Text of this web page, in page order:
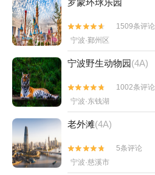
罗蒙环球乐园


1509条评论
宁波·鄞州区
宁波野生动物园(4A)


1002条评论
宁波·东钱湖
老外滩(4A)


5条评论
宁波·慈溪市